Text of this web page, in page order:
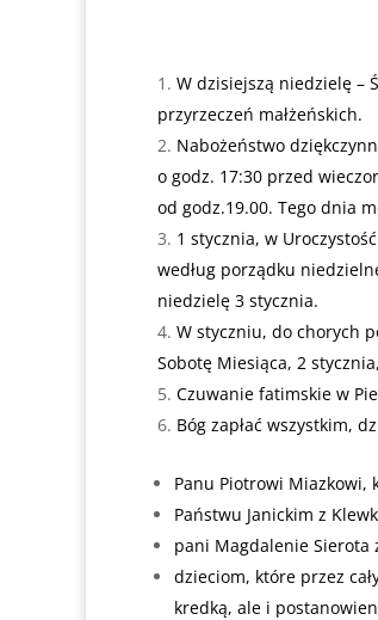
W dzisiejszą niedzielę –
przyrzeczeń małżeńskich.
Nabożeństwo
o godz. 17:30 przed
od godz.19.00. Tego dnia
1 stycznia, w
według porządku
niedzielę 3 stycznia.
W styczniu, do chorych
Sobotę Miesiąca, 2
Czuwanie fatimskie w
Bóg zapłać wszystkim,
Panu Piotrowi Miazkowi,
Państwu Janickim z
pani Magdalenie Sierota
dzieciom, które przez
kredką, ale i